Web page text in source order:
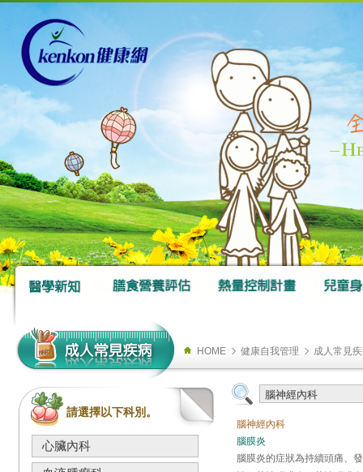
HOME 健康自我管理 成人常見
請選擇以下科別。
心臟內科
腦神經內科
腦膜炎
腦膜炎的症狀為持續頭痛、